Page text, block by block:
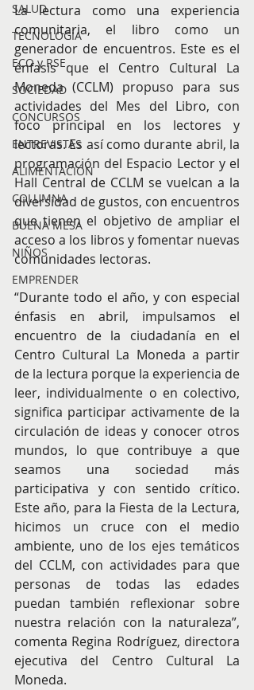
SALUD
TECNOLOGÍA
ECO y RSE
SOCIEDAD
CONCURSOS
ENTREVISTAS
ALIMENTACIÓN
COLUMNA
BUENA MESA
NIÑOS
EMPRENDER
La lectura como una experiencia
comunitaria, el libro como un
generador de encuentros. Este es el
énfasis que el Centro Cultural La
Moneda (CCLM) propuso para sus
actividades del Mes del Libro, con
foco principal en los lectores y
lectoras. Es así como durante abril, la
programación del Espacio Lector y el
Hall Central de CCLM se vuelcan a la
diversidad de gustos, con encuentros
que tienen el objetivo de ampliar el
acceso a los libros y fomentar nuevas
comunidades lectoras.
“Durante todo el año, y con especial
énfasis en abril, impulsamos el
encuentro de la ciudadanía en el
Centro Cultural La Moneda a partir
de la lectura porque la experiencia de
leer, individualmente o en colectivo,
significa participar activamente de la
circulación de ideas y conocer otros
mundos, lo que contribuye a que
seamos una sociedad más
participativa y con sentido crítico.
Este año, para la Fiesta de la Lectura,
hicimos un cruce con el medio
ambiente, uno de los ejes temáticos
del CCLM, con actividades para que
personas de todas las edades
puedan también reflexionar sobre
nuestra relación con la naturaleza”,
comenta Regina Rodríguez, directora
ejecutiva del Centro Cultural La
Moneda.